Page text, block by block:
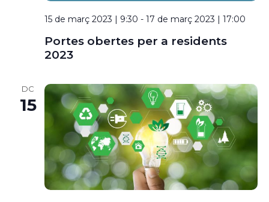
15 de març 2023 | 9:30 - 17 de març 2023 | 17:00
Portes obertes per a residents
2023
DC
15